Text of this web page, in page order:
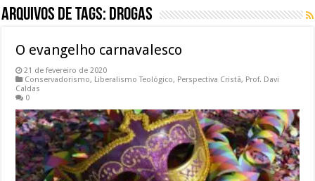
Arquivos de Tags: Drogas
O evangelho carnavalesco
21 de fevereiro de 2020
Conservadorismo, Liberalismo Teológico, Perspectiva Cristã, Prof. Davi
Caldas
0